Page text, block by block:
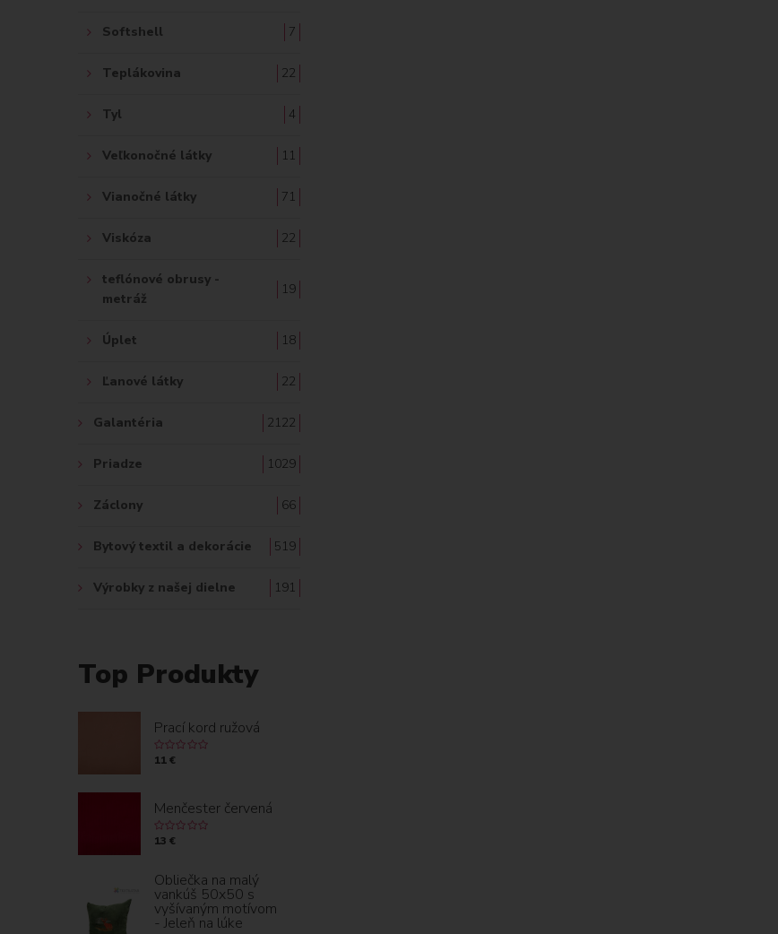
Softshell 7
Teplákovina 22
Tyl 4
Veľkonočné látky 11
Vianočné látky 71
Viskóza 22
teflónové obrusy -
metráž
19
Úplet 18
Ľanové látky 22
Galantéria 2122
Priadze 1029
Záclony 66
Bytový textil a dekorácie 519
Výrobky z našej dielne 191
Top Produkty
Prací kord ružová
11 €
Menčester červená
13 €
Obliečka na malý
vankúš 50x50 s
vyšívaným motívom
- Jeleň na lúke